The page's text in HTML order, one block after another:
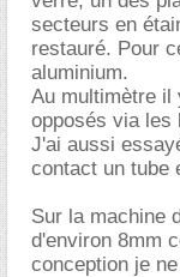
secteurs en
restauré. Pour
aluminium.
Au multimètre il
opposés via les
J'ai aussi
contact un tube
Sur la machine
d'environ 8mm
conception je